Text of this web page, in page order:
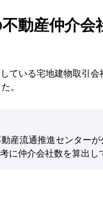
動産仲介会
ている宅地建物取引
。
産流通推進センター
に仲介会社数を算出し